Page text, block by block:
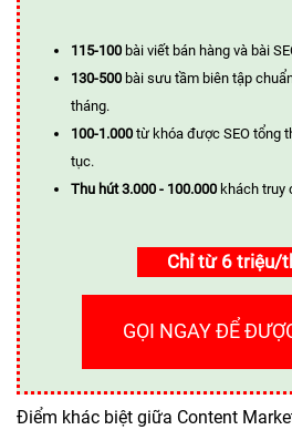
115-100 bài viết bán hàng và bài
130-500 bài sưu tầm biên tập
tháng.
100-1.000 từ khóa được SEO tổng
tục.
Thu hút 3.000 - 100.000 khách truy
Chỉ từ 6 triệu/
GỌI NGAY ĐỂ
Điểm khác biệt giữa Content